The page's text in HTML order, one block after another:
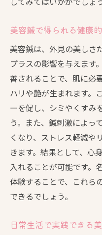
美容鍼で得られる健康
美容鍼は、外見の美しさ
プラスの影響を与えます
善されることで、肌に必
ハリや艶が生まれます。
ーを促し、シミやくすみ
う。また、鍼刺激によっ
くなり、ストレス軽減や
きます。結果として、心
入れることが可能です。
体験することで、これら
できるでしょう。
日常生活で実践できる